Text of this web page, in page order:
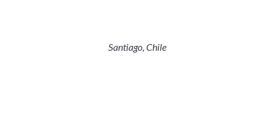
Santiago, Chile